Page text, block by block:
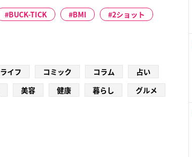
BUCK-TICK BMI
2ショット
ライフ コミック コラム
占い
美容 健康 暮らし グルメ